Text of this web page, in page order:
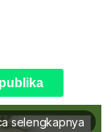
selengkapnya